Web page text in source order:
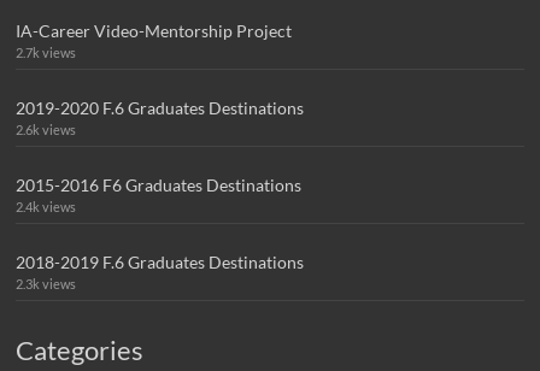
IA-Career Video-Mentorship Project
2.7k views
2019-2020 F.6 Graduates Destinations
2.6k views
2015-2016 F6 Graduates Destinations
2.4k views
2018-2019 F.6 Graduates Destinations
2.3k views
Categories